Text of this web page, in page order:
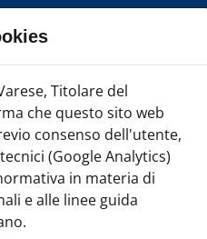
alle informazioni correlate
Varese
Eventi» Modelli innovativi per
Transform
Titolare del
che questo sito web
consenso dell'utente,
(Google Analytics)
in materia di
e alle linee guida